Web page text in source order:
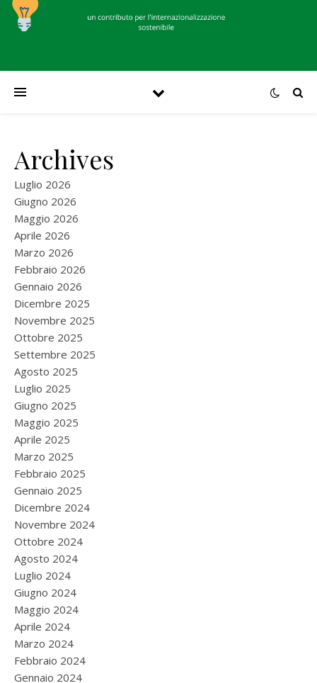
Archives
Luglio 2026
Giugno 2026
Maggio 2026
Aprile 2026
Marzo 2026
Febbraio 2026
Gennaio 2026
Dicembre 2025
Novembre 2025
Ottobre 2025
Settembre 2025
Agosto 2025
Luglio 2025
Giugno 2025
Maggio 2025
Aprile 2025
Marzo 2025
Febbraio 2025
Gennaio 2025
Dicembre 2024
Novembre 2024
Ottobre 2024
Agosto 2024
Luglio 2024
Giugno 2024
Maggio 2024
Aprile 2024
Marzo 2024
Febbraio 2024
Gennaio 2024